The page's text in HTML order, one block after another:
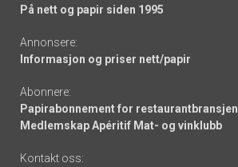
På nett og papir siden 1995
Annonsere:
Informasjon og priser nett/papir
Abonnere:
Papirabonnement for restaurantbransjen
Medlemskap Apéritif Mat- og vinklubb
Kontakt oss: